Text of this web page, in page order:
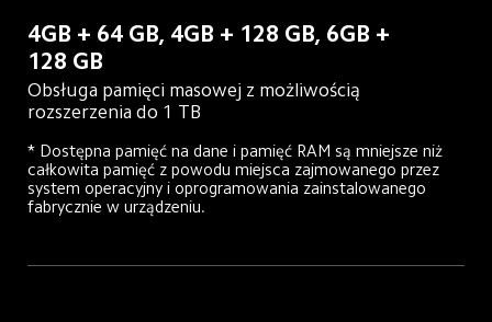
4GB + 64 GB, 4GB + 128 GB, 6GB +
128 GB
Obsługa pamięci masowej z możliwością
rozszerzenia do 1 TB
* Dostępna pamięć na dane i pamięć RAM są mniejsze niż
całkowita pamięć z powodu miejsca zajmowanego przez
system operacyjny i oprogramowania zainstalowanego
fabrycznie w urządzeniu.